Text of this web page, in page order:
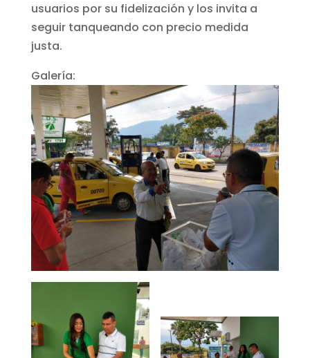
usuarios por su fidelización y los invita a
seguir tanqueando con precio medida
justa.
Galería: